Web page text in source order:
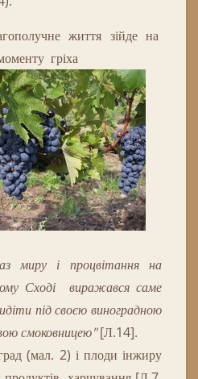
життя зійде на
гріха
миру і процвітання на
Сході виражався саме
під своєю виноградною
смоковницею" [Л.14].
(мал. 2) і плоди інжиру